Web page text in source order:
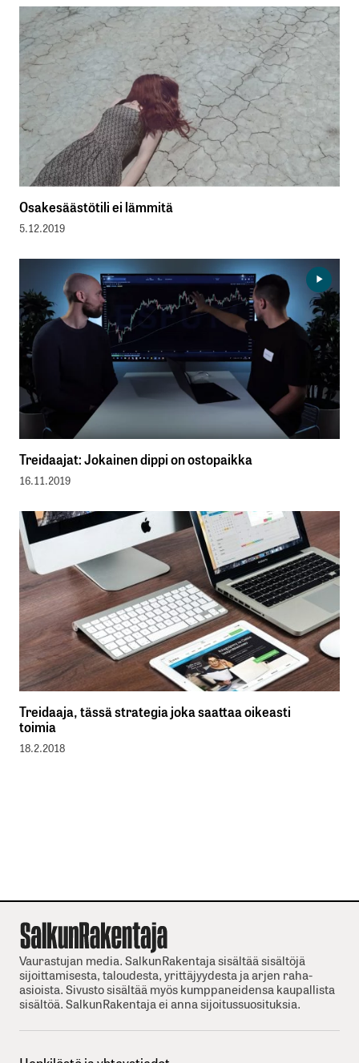
Osakesäästötili ei lämmitä
5.12.2019
Treidaajat: Jokainen dippi on ostopaikka
16.11.2019
Treidaaja, tässä strategia joka saattaa oikeasti
toimia
18.2.2018
Vaurastujan media. SalkunRakentaja sisältää sisältöjä
sijoittamisesta, taloudesta, yrittäjyydesta ja arjen raha-
asioista. Sivusto sisältää myös kumppaneidensa kaupallista
sisältöä. SalkunRakentaja ei anna sijoitussuosituksia.